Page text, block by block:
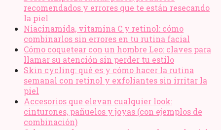
recomendados y errores que te están resecando
la piel
Niacinamida, vitamina C y retinol: cómo
combinarlos sin errores en tu rutina facial
Cómo coquetear con un hombre Leo: claves para
llamar su atención sin perder tu estilo
Skin cycling: qué es y cómo hacer la rutina
semanal con retinol y exfoliantes sin irritar la
piel
Accesorios que elevan cualquier look:
cinturones, pañuelos y joyas (con ejemplos de
combinación)